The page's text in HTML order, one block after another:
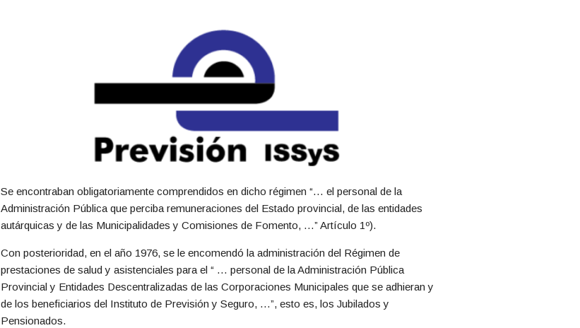
Se encontraban obligatoriamente comprendidos en dicho régimen “… el personal de la
Administración Pública que perciba remuneraciones del Estado provincial, de las entidades
autárquicas y de las Municipalidades y Comisiones de Fomento, …” Artículo 1º).
Con posterioridad, en el año 1976, se le encomendó la administración del Régimen de
prestaciones de salud y asistenciales para el “ … personal de la Administración Pública
Provincial y Entidades Descentralizadas de las Corporaciones Municipales que se adhieran y
de los beneficiarios del Instituto de Previsión y Seguro, …”, esto es, los Jubilados y
Pensionados.